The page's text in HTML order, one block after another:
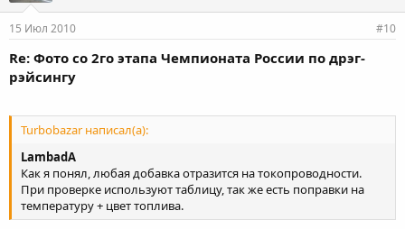
15 Июл 2010 #10
Re: Фото со 2го этапа Чемпионата России по дрэг-
рэйсингу
Turbobazar написал(а):
LambadA
Как я понял, любая добавка отразится на токопроводности.
При проверке используют таблицу, так же есть поправки на
температуру + цвет топлива.